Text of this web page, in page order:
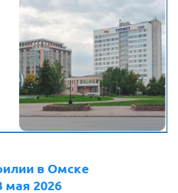
в Омске
мая 2026